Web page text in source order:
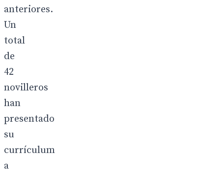
anteriores.
Un
total
de
42
novilleros
han
presentado
su
currículum
a